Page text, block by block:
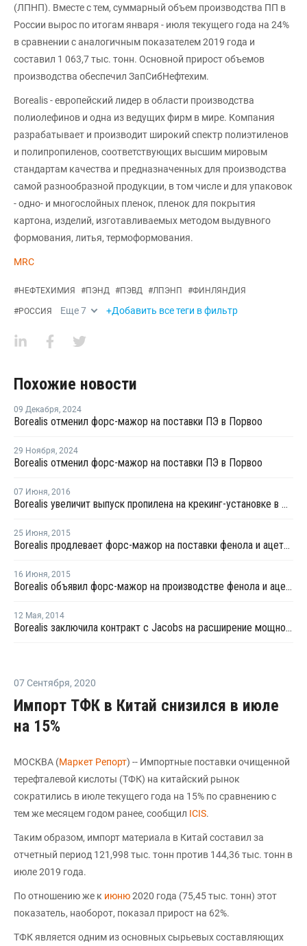
(ЛПНП). Вместе с тем, суммарный объем производства ПП в
России вырос по итогам января - июля текущего года на 24%
в сравнении с аналогичным показателем 2019 года и
составил 1 063,7 тыс. тонн. Основной прирост объемов
производства обеспечил ЗапСибНефтехим.
Borealis - европейский лидер в области производства
полиолефинов и одна из ведущих фирм в мире. Компания
разрабатывает и производит широкий спектр полиэтиленов
и полипропиленов, соответствующих высшим мировым
стандартам качества и предназначенных для производства
самой разнообразной продукции, в том числе и для упаковок
- одно- и многослойных пленок, пленок для покрытия
картона, изделий, изготавливаемых методом выдувного
формования, литья, термоформования.
MRC
#НЕФТЕХИМИЯ #ПЭНД #ПЭВД #ЛПЭНП #ФИНЛЯНДИЯ
#РОССИЯ Еще7 +Добавить все теги в фильтр
Похожие новости
09 Декабря, 2024
Borealis отменил форс-мажор на поставки ПЭ в Порвоо
29 Ноября, 2024
Borealis отменил форс-мажор на поставки ПЭ в Порвоо
07 Июня, 2016
Borealis увеличит выпуск пропилена на крекинг-установке в Финляндии
25 Июня, 2015
Borealis продлевает форс-мажор на поставки фенола и ацетона в Финляндии
16 Июня, 2015
Borealis объявил форс-мажор на производстве фенола и ацетона в Финляндии
12 Мая, 2014
Borealis заключила контракт с Jacobs на расширение мощностей ПЭ на заводе в Швеции
07 Сентября, 2020
Импорт ТФК в Китай снизился в июле
на 15%
МОСКВА (Маркет Репорт) -- Импортные поставки очищенной
терефталевой кислоты (ТФК) на китайский рынок
сократились в июле текущего года на 15% по сравнению с
тем же месяцем годом ранее, сообщил ICIS.
Таким образом, импорт материала в Китай составил за
отчетный период 121,998 тыс. тонн против 144,36 тыс. тонн в
июле 2019 года.
По отношению же к июню2020 года (75,45 тыс. тонн) этот
показатель, наоборот, показал прирост на 62%.
ТФК является одним из основных сырьевых составляющих